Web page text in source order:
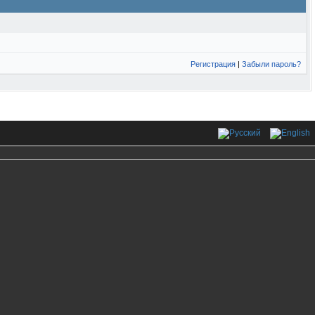
Регистрация | Забыли пароль?